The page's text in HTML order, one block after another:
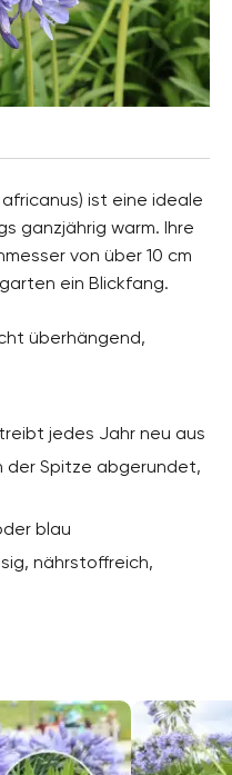
ist eine ideale
ganzjährig warm. Ihre
von über 10 cm
ein Blickfang.
überhängend,
jedes Jahr neu aus
der Spitze abgerundet,
blau
nährstoffreich,